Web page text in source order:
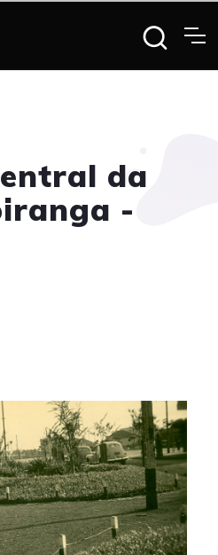
da
-